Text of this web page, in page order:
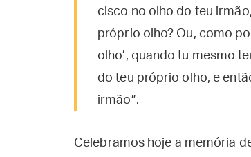
cisco no olho do teu
próprio olho? Ou, como
olho’, quando tu mesmo
do teu próprio olho, e
irmão”.
Celebramos hoje a memória